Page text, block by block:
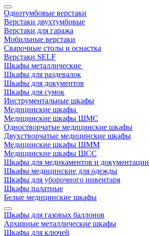
Однотумбовые верстаки
Верстаки двухтумбовые
Верстаки для гаража
Мобильные верстаки
Сварочные столы и оснастка
Верстаки SELF
Шкафы металлические
Шкафы для раздевалок
Шкафы для документов
Шкафы для сумок
Инструментальные шкафы
Медицинские шкафы
Медицинские шкафы ШМС
Одностворчатые медицинские шкафы
Двухстворчатые медицинские шкафы
Медицинские шкафы ШММ
Медицинские шкафы ШСС
Шкафы для медикаментов и документации
Шкафы медицинские для одежды
Шкафы для уборочного инвентаря
Шкафы палатные
Белые медицинские шкафы
Шкафы для газовых баллонов
Архивные металлические шкафы
Шкафы для ключей